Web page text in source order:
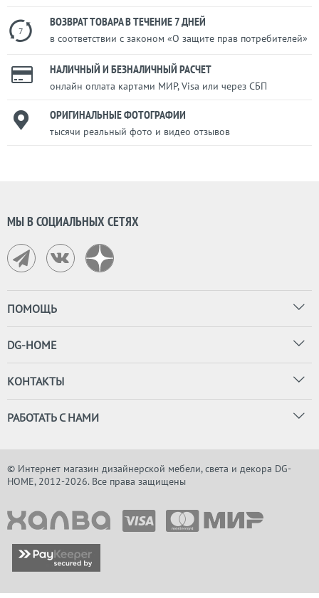
7
ВОЗВРАТ ТОВАРА В ТЕЧЕНИЕ 7 ДНЕЙ
в соответствии с законом «О защите прав потребителей»
НАЛИЧНЫЙ И БЕЗНАЛИЧНЫЙ РАСЧЕТ
онлайн оплата картами МИР, Visa или через СБП
ОРИГИНАЛЬНЫЕ ФОТОГРАФИИ
тысячи реальный фото и видео отзывов
МЫ В СОЦИАЛЬНЫХ СЕТЯХ
ПОМОЩЬ
DG-HOME
КОНТАКТЫ
РАБОТАТЬ С НАМИ
© Интернет магазин дизайнерской мебели, света и декора DG-
HOME, 2012-2026. Все права защищены